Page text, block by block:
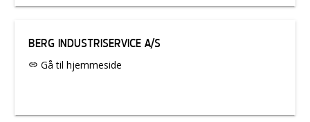
BERG INDUSTRISERVICE A/S
link Gå til hjemmeside